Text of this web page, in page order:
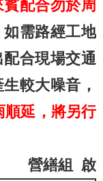
配合勿於周
如需路經工地
合現場交通
較大噪音，
順延，將另行
營繕組 啟